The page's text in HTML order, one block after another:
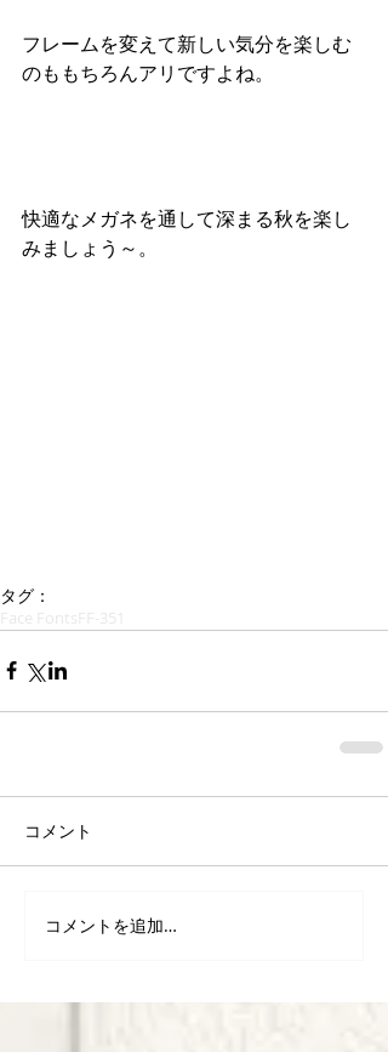
フレームを変えて新しい気分を楽しむ
のももちろんアリですよね。
快適なメガネを通して深まる秋を楽し
みましょう～。
タグ：
コメント
コメントを追加…